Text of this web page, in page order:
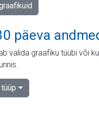
päeva
valida graafiku tüübi või